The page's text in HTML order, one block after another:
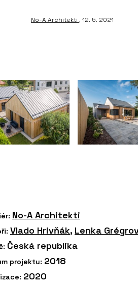
No-A Architekti , 12. 5. 2021
No-A Architekti
Vlado Hrivňák, Lenka
Česká republika
projektu: 2018
2020